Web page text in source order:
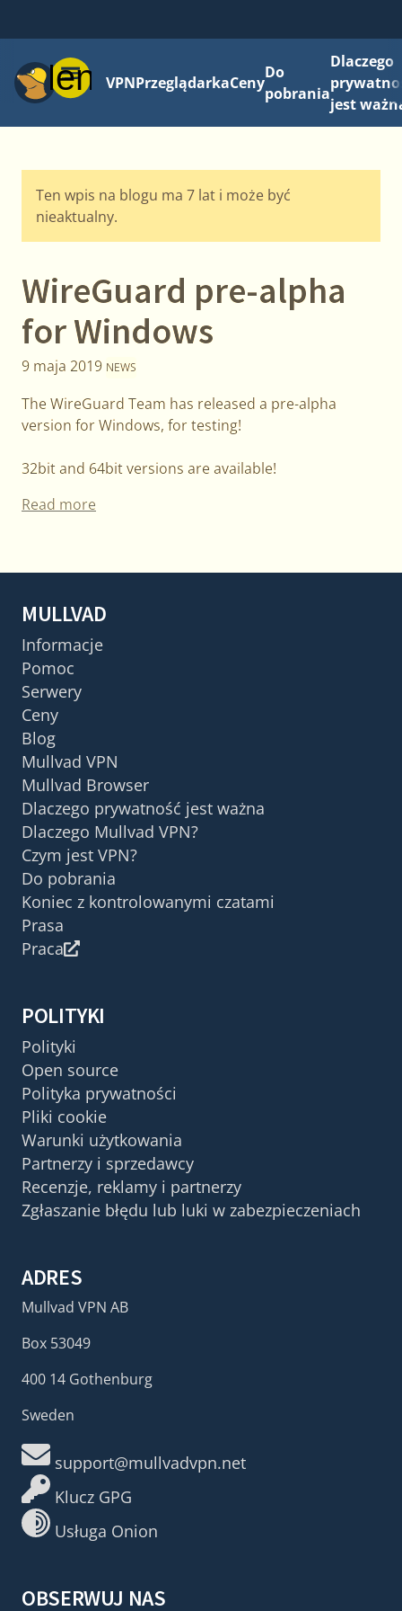
MenuVPNPrzeglądarkaCeny
Do
pobrania
Dlaczego
jest
Ten wpis na blogu ma 7 lat i może być
nieaktualny.
WireGuard pre-alpha
for Windows
9 maja 2019 NEWS
The WireGuard Team has released a pre-alpha
version for Windows, for testing!
32bit and 64bit versions are available!
Read more
MULLVAD
Informacje
Pomoc
Serwery
Ceny
Blog
Mullvad VPN
Mullvad Browser
Dlaczego prywatność jest ważna
Dlaczego Mullvad VPN?
Czym jest VPN?
Do pobrania
Koniec z kontrolowanymi czatami
Prasa
Praca
POLITYKI
Polityki
Open source
Polityka prywatności
Pliki cookie
Warunki użytkowania
Partnerzy i sprzedawcy
Recenzje, reklamy i partnerzy
Zgłaszanie błędu lub luki w zabezpieczeniach
ADRES
Mullvad VPN AB
Box 53049
400 14 Gothenburg
Sweden
support@mullvadvpn.net
Klucz GPG
Usługa Onion
OBSERWUJ NAS